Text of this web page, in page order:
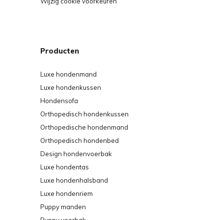
Producten
Luxe hondenmand
Luxe hondenkussen
Hondensofa
Orthopedisch hondenkussen
Orthopedische hondenmand
Orthopedisch hondenbed
Design hondenvoerbak
Luxe hondentas
Luxe hondenhalsband
Luxe hondenriem
Puppy manden